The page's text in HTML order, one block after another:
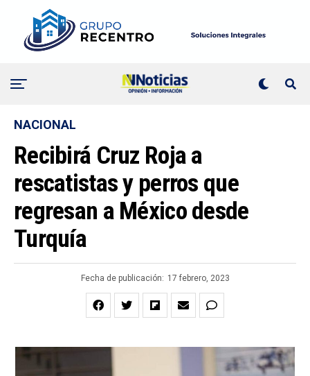
NACIONAL
Recibirá Cruz Roja a
rescatistas y perros que
regresan a México desde
Turquía
Fecha de publicación: 17 febrero, 2023